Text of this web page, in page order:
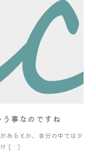
事なのですね
あるとか、自分の中では少
け […]